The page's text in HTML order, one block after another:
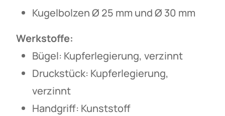
Kugelbolzen Ø 25 mm und Ø 30 mm
Werkstoffe:
Bügel: Kupferlegierung, verzinnt
Druckstück: Kupferlegierung,
verzinnt
Handgriff: Kunststoff